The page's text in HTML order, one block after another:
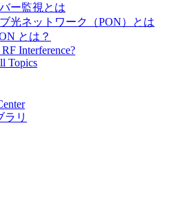
ー監視とは
光ネットワーク（PON）とは
とは？
Interference?
Topics
ラリ